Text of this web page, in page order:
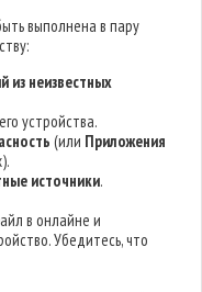
выполнена в пару
из неизвестных
устройства.
(или Приложения
источники.
в онлайне и
Убедитесь, что